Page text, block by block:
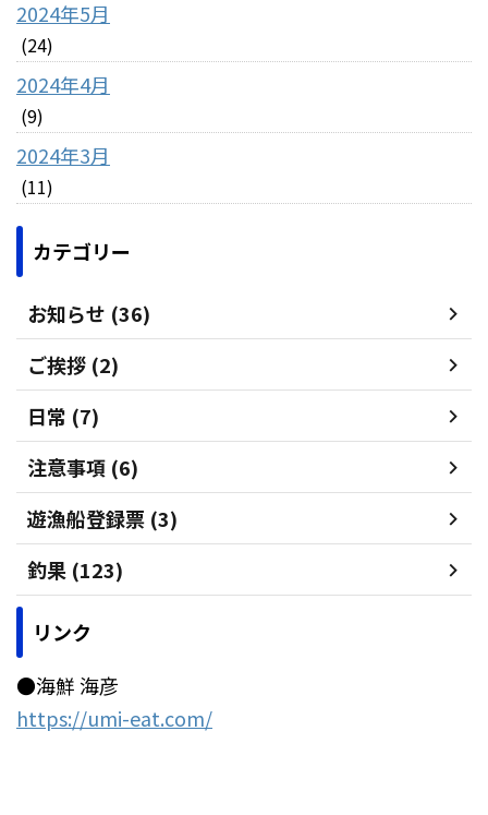
2024年5月
(24)
2024年4月
(9)
2024年3月
(11)
カテゴリー
お知らせ (36)
ご挨拶 (2)
日常 (7)
注意事項 (6)
遊漁船登録票 (3)
釣果 (123)
リンク
●海鮮 海彦
https://umi-eat.com/